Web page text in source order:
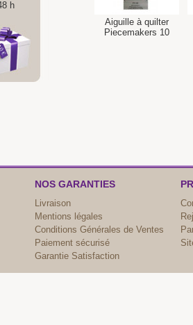
h
Aiguille à quilter
Piecemakers 10
NOS GARANTIES
Livraison
Mentions légales
Conditions Générales de Ventes
Paiement sécurisé
Garantie Satisfaction